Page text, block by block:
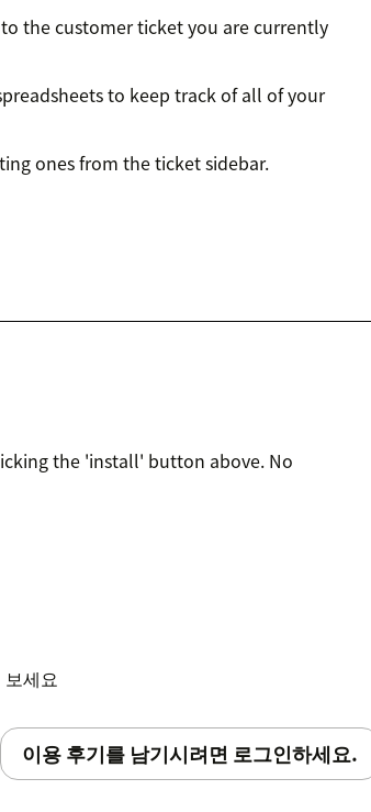
the customer ticket you are currently
to keep track of all of your
ones from the ticket sidebar.
the 'install' button above. No
세요
이용 후기를 남기시려면 로그인하세요.